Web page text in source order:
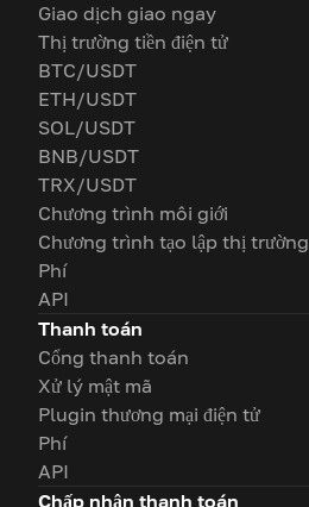
Giao dịch giao ngay
Thị trường tiền điện tử
BTC/USDT
ETH/USDT
SOL/USDT
BNB/USDT
TRX/USDT
Chương trình môi giới
Chương trình tạo lập thị trường
Phí
API
Thanh toán
Cổng thanh toán
Xử lý mật mã
Plugin thương mại điện tử
Phí
API
Chấp nhận thanh toán